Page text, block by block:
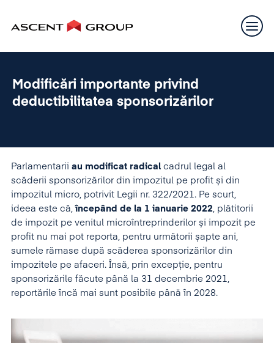
Modificări importante privind
deductibilitatea sponsorizărilor
Parlamentarii au modificat radical cadrul legal al
scăderii sponsorizărilor din impozitul pe profit și din
impozitul micro, potrivit Legii nr. 322/2021. Pe scurt,
ideea este că,începând de la 1 ianuarie 2022, plătitorii
de impozit pe venitul microîntreprinderilor și impozit pe
profit nu mai pot reporta, pentru următorii șapte ani,
sumele rămase după scăderea sponsorizărilor din
impozitele pe afaceri. Însă, prin excepție, pentru
sponsorizările făcute până la 31 decembrie 2021,
reportările încă mai sunt posibile până în 2028.